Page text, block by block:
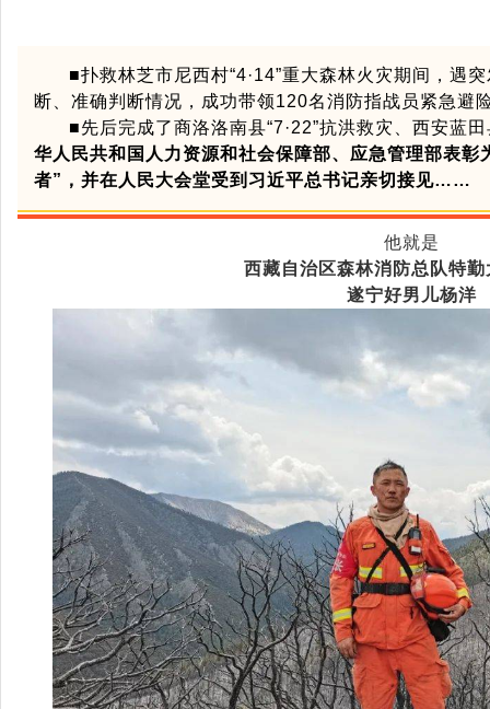
■扑救林芝市尼西村“4·14”重大森林火灾期间，遇
断、准确判断情况，成功带领120名消防指战员紧急避
■先后完成了商洛洛南县“7·22”抗洪救灾、西安蓝
华人民共和国人力资源和社会保障部、应急管理部表彰
者”，并在人民大会堂受到习近平总书记亲切接见……
他就是
西藏自治区森林消防总队特
遂宁好男儿杨洋